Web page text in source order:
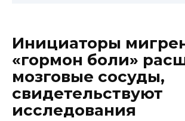
Инициаторы
«гормон боли»
мозговые сосуды,
свидетельствуют
исследования